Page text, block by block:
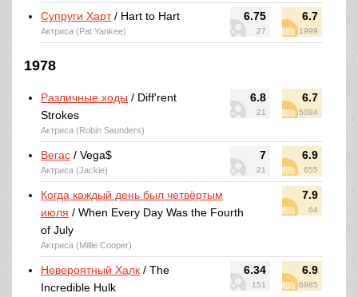
6.75
27
6.7
1999
Супруги Харт/ Hart to Hart
Актриса (Pat Yankee)
1978
6.8
21
6.7
5084
Различные ходы / Diff'rent
Strokes
Актриса (Robin Saunders)
7
21
6.9
655
Вегас / Vega$
Актриса (Jackie)
7.9
64
Когда каждый день был четвёртым
июля / When Every Day Was the Fourth
of July
Актриса (Millie Cooper)
6.34
151
6.9
6985
Невероятный Халк / The
Incredible Hulk